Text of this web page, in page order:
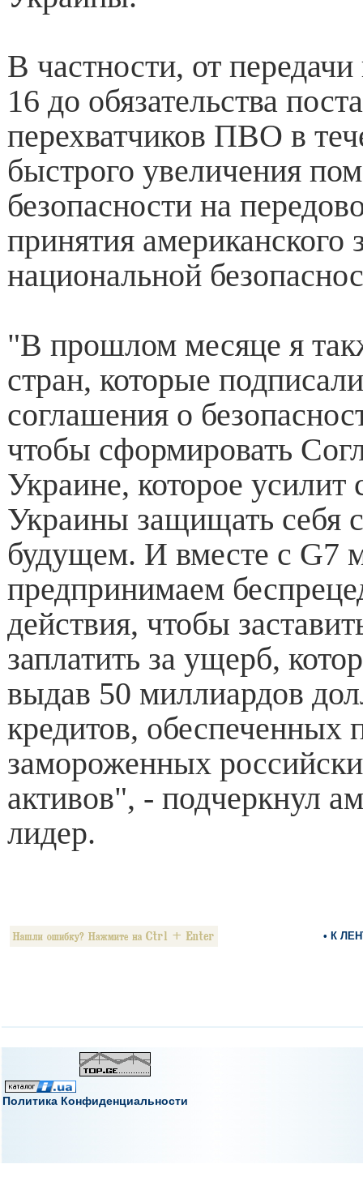
В частности, от
16 до обязательства
перехватчиков ПВО в
быстрого увеличения
безопасности на
принятия американского
национальной
"В прошлом месяце я
стран, которые
соглашения о
чтобы сформировать
Украине, которое усилит
Украины защищать себя
будущем. И вместе с G7
предпринимаем
действия, чтобы
заплатить за ущерб,
выдав 50 миллиардов
кредитов, обеспеченных
замороженных
активов", - подчеркнул
лидер.
• К
Политика Конфиденциальности